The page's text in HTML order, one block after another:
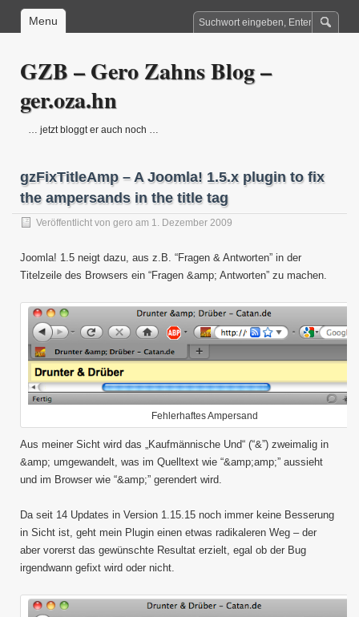
Menu
GZB – Gero Zahns Blog –
ger.oza.hn
… jetzt bloggt er auch noch …
gzFixTitleAmp – A Joomla! 1.5.x plugin to fix
the ampersands in the title tag
Veröffentlicht von gero am 1. Dezember 2009
Joomla! 1.5 neigt dazu, aus z.B. “Fragen & Antworten” in der
Titelzeile des Browsers ein “Fragen &amp; Antworten” zu machen.
Fehlerhaftes Ampersand
Aus meiner Sicht wird das „Kaufmännische Und“ (“&”) zweimalig in
&amp; umgewandelt, was im Quelltext wie “&amp;amp;” aussieht
und im Browser wie “&amp;” gerendert wird.
Da seit 14 Updates in Version 1.15.15 noch immer keine Besserung
in Sicht ist, geht mein Plugin einen etwas radikaleren Weg – der
aber vorerst das gewünschte Resultat erzielt, egal ob der Bug
irgendwann gefixt wird oder nicht.